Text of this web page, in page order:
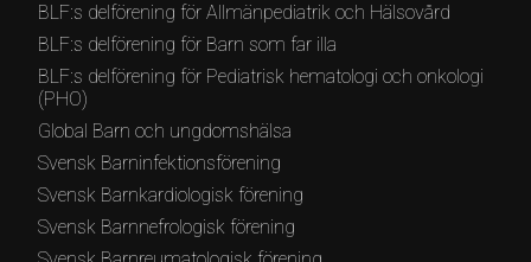
BLF:s delförening för Allmänpediatrik och Hälsovård
BLF:s delförening för Barn som far illa
BLF:s delförening för Pediatrisk hematologi och onkologi
(PHO)
Global Barn och ungdomshälsa
Svensk Barninfektionsförening
Svensk Barnkardiologisk förening
Svensk Barnnefrologisk förening